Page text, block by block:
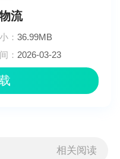
流
：36.99MB
： 2026-03-23
相关阅读